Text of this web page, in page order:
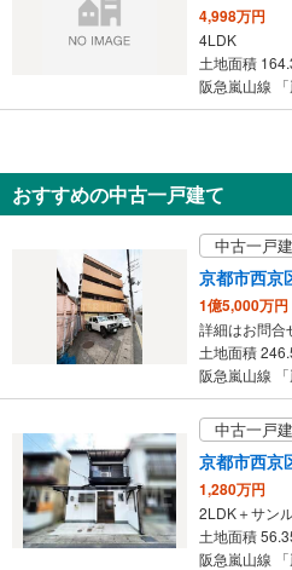
4,998万円
4LDK
土地面積
阪急嵐山線
京都市西京
5,098万円
土地面積
阪急嵐山線 「
おすすめの中古一戸建て
中古一戸
京都市西京
1億5,000万円
詳細はお問合
土地面積
阪急嵐山線
中古一戸
京都市西京
1,280万円
2LDK＋サン
土地面積
阪急嵐山線